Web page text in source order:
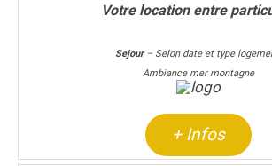
Votre location entre
Sejour– Selon date et type
Ambiance mer montagne
+ Infos